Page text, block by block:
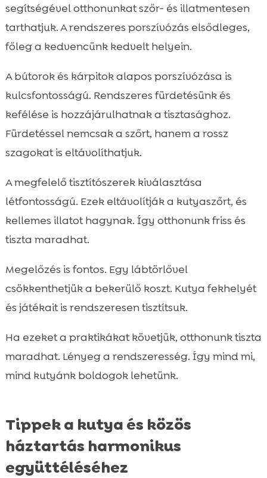
segítségével otthonunkat szőr- és illatmentesen
tarthatjuk. A rendszeres porszívózás elsődleges,
főleg a kedvencünk kedvelt helyein.
A bútorok és kárpitok alapos porszívózása is
kulcsfontosságú. Rendszeres fürdetésünk és
kefélése is hozzájárulhatnak a tisztasághoz.
Fürdetéssel nemcsak a szőrt, hanem a rossz
szagokat is eltávolíthatjuk.
A megfelelő tisztítószerek kiválasztása
létfontosságú. Ezek eltávolítják a kutyaszőrt, és
kellemes illatot hagynak. Így otthonunk friss és
tiszta maradhat.
Megelőzés is fontos. Egy lábtörlővel
csökkenthetjük a bekerülő koszt. Kutya fekhelyét
és játékait is rendszeresen tisztítsuk.
Ha ezeket a praktikákat követjük, otthonunk tiszta
maradhat. Lényeg a rendszeresség. Így mind mi,
mind kutyánk boldogok lehetünk.
Tippek a kutya és közös
háztartás harmonikus
együttéléséhez